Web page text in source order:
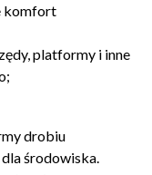
komfort
platformy i inne
drobiu
środowiska.